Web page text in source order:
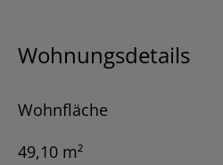
Wohnungsdetails
Wohnfläche
49,10 m²